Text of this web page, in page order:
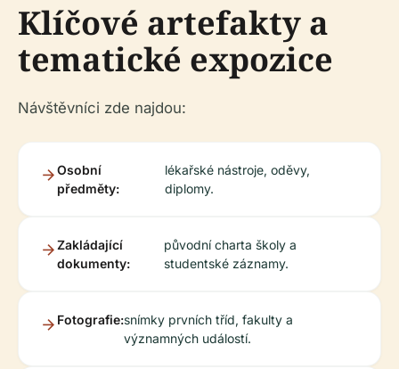
Klíčové artefakty a
tematické expozice
Návštěvníci zde najdou:
Osobní
předměty:
lékařské nástroje, oděvy,
diplomy.
Zakládající
dokumenty:
původní charta školy a
studentské záznamy.
Fotografie:snímky prvních tříd, fakulty a
významných událostí.